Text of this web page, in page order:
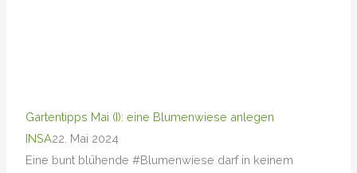
Gartentipps Mai (I): eine Blumenwiese anlegen
INSA22. Mai 2024
Eine bunt blühende #Blumenwiese darf in keinem